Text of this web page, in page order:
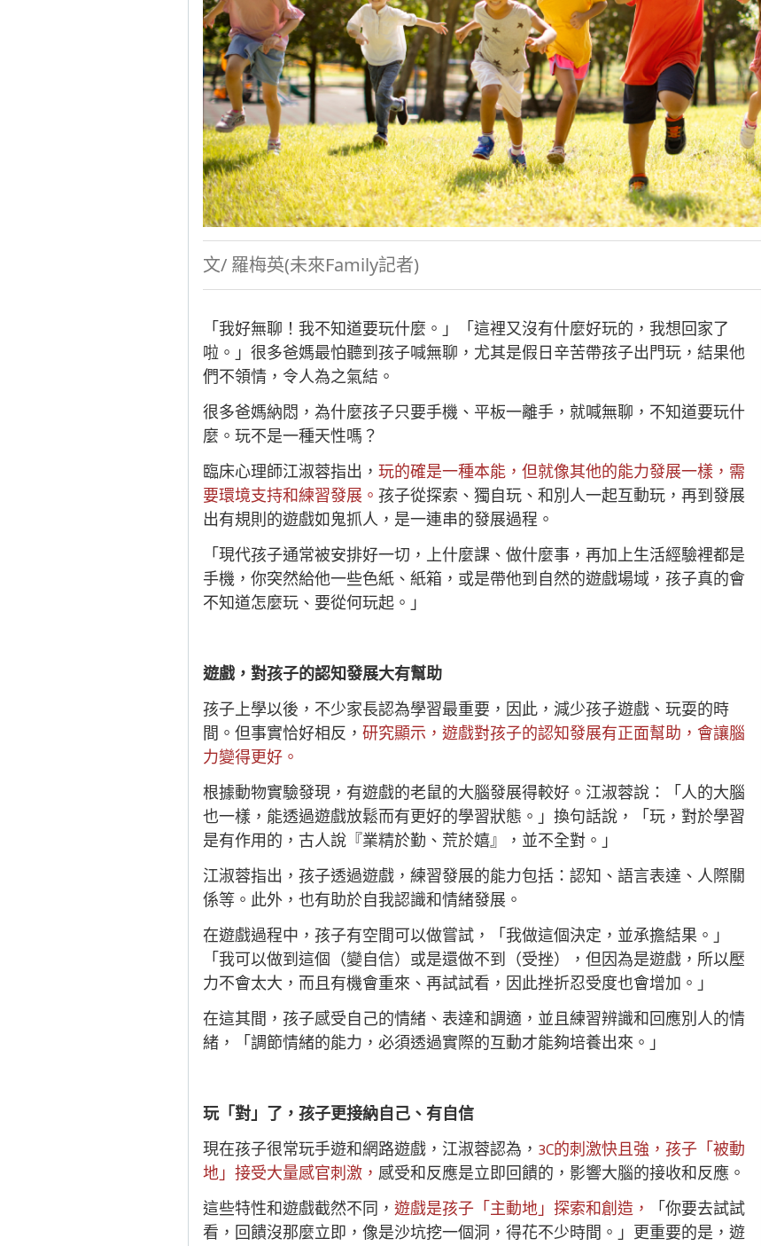
文/ 羅梅英(未來Family記者)
「我好無聊！我不知道要玩什麼。」「這裡又沒有什麼好玩的，我想回家了
啦。」很多爸媽最怕聽到孩子喊無聊，尤其是假日辛苦帶孩子出門玩，結果他
們不領情，令人為之氣結。
很多爸媽納悶，為什麼孩子只要手機、平板一離手，就喊無聊，不知道要玩什
麼。玩不是一種天性嗎？
臨床心理師江淑蓉指出， 玩的確是一種本能，但就像其他的能力發展一樣，需
要環境支持和練習發展。 孩子從探索、獨自玩、和別人一起互動玩，再到發展
出有規則的遊戲如鬼抓人，是一連串的發展過程。
「現代孩子通常被安排好一切，上什麼課、做什麼事，再加上生活經驗裡都是
手機，你突然給他一些色紙、紙箱，或是帶他到自然的遊戲場域，孩子真的會
不知道怎麼玩、要從何玩起。」
遊戲，對孩子的認知發展大有幫助
孩子上學以後，不少家長認為學習最重要，因此，減少孩子遊戲、玩耍的時
間。但事實恰好相反， 研究顯示，遊戲對孩子的認知發展有正面幫助，會讓腦
力變得更好。
根據動物實驗發現，有遊戲的老鼠的大腦發展得較好。江淑蓉說：「人的大腦
也一樣，能透過遊戲放鬆而有更好的學習狀態。」換句話說，「玩，對於學習
是有作用的，古人說『業精於勤、荒於嬉』，並不全對。」
江淑蓉指出，孩子透過遊戲，練習發展的能力包括：認知、語言表達、人際關
係等。此外，也有助於自我認識和情緒發展。
在遊戲過程中，孩子有空間可以做嘗試，「我做這個決定，並承擔結果。」
「我可以做到這個（變自信）或是還做不到（受挫），但因為是遊戲，所以壓
力不會太大，而且有機會重來、再試試看，因此挫折忍受度也會增加。」
在這其間，孩子感受自己的情緒、表達和調適，並且練習辨識和回應別人的情
緒，「調節情緒的能力，必須透過實際的互動才能夠培養出來。」
玩「對」了，孩子更接納自己、有自信
現在孩子很常玩手遊和網路遊戲，江淑蓉認為， 3C的刺激快且強，孩子「被動
地」接受大量感官刺激， 感受和反應是立即回饋的，影響大腦的接收和反應。
這些特性和遊戲截然不同， 遊戲是孩子「主動地」探索和創造，
「你要去試試
看，回饋沒那麼立即，像是沙坑挖一個洞，得花不少時間。」更重要的是，遊